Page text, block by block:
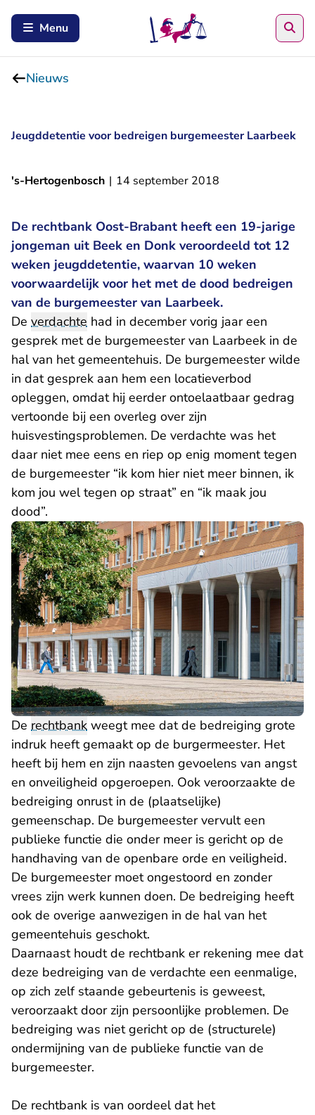
Menu
Nieuws
Jeugddetentie voor bedreigen burgemeester Laarbeek
's-Hertogenbosch | 14 september 2018
De rechtbank Oost-Brabant heeft een 19-jarige
jongeman uit Beek en Donk veroordeeld tot 12
weken jeugddetentie, waarvan 10 weken
voorwaardelijk voor het met de dood bedreigen
van de burgemeester van Laarbeek.
De verdachte had in december vorig jaar een
gesprek met de burgemeester van Laarbeek in de
hal van het gemeentehuis. De burgemeester wilde
in dat gesprek aan hem een locatieverbod
opleggen, omdat hij eerder ontoelaatbaar gedrag
vertoonde bij een overleg over zijn
huisvestingsproblemen. De verdachte was het
daar niet mee eens en riep op enig moment tegen
de burgemeester “ik kom hier niet meer binnen, ik
kom jou wel tegen op straat” en “ik maak jou
dood”.
De rechtbank weegt mee dat de bedreiging grote
indruk heeft gemaakt op de burgermeester. Het
heeft bij hem en zijn naasten gevoelens van angst
en onveiligheid opgeroepen. Ook veroorzaakte de
bedreiging onrust in de (plaatselijke)
gemeenschap. De burgemeester vervult een
publieke functie die onder meer is gericht op de
handhaving van de openbare orde en veiligheid.
De burgemeester moet ongestoord en zonder
vrees zijn werk kunnen doen. De bedreiging heeft
ook de overige aanwezigen in de hal van het
gemeentehuis geschokt.
Daarnaast houdt de rechtbank er rekening mee dat
deze bedreiging van de verdachte een eenmalige,
op zich zelf staande gebeurtenis is geweest,
veroorzaakt door zijn persoonlijke problemen. De
bedreiging was niet gericht op de (structurele)
ondermijning van de publieke functie van de
burgemeester.
De rechtbank is van oordeel dat het